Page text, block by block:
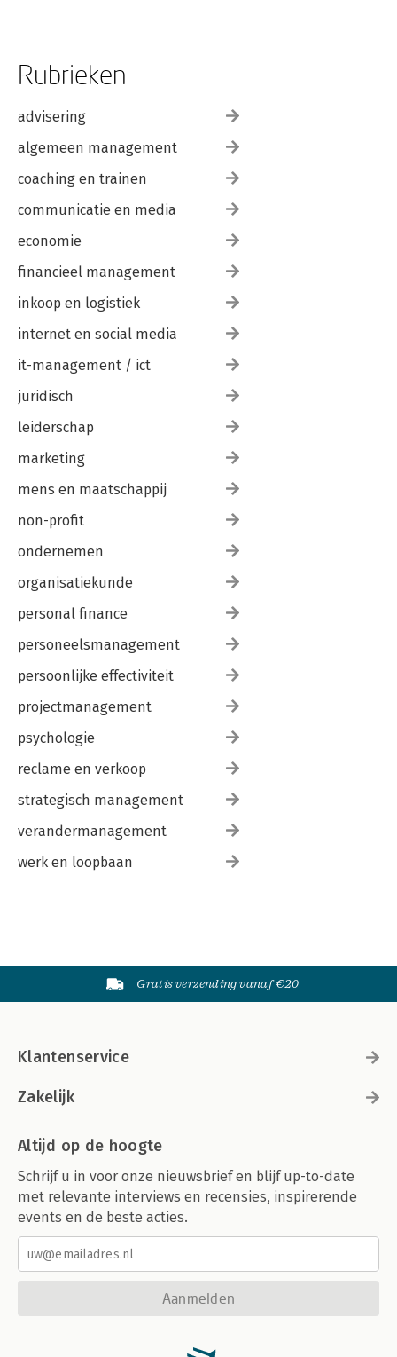
Rubrieken
advisering
algemeen management
coaching en trainen
communicatie en media
economie
financieel management
inkoop en logistiek
internet en social media
it-management / ict
juridisch
leiderschap
marketing
mens en maatschappij
non-profit
ondernemen
organisatiekunde
personal finance
personeelsmanagement
persoonlijke effectiviteit
projectmanagement
psychologie
reclame en verkoop
strategisch management
verandermanagement
werk en loopbaan
Gratis verzending vanaf €20
Klantenservice
Zakelijk
Altijd op de hoogte
Schrijf u in voor onze nieuwsbrief en blijf up-to-date
met relevante interviews en recensies, inspirerende
events en de beste acties.
Aanmelden